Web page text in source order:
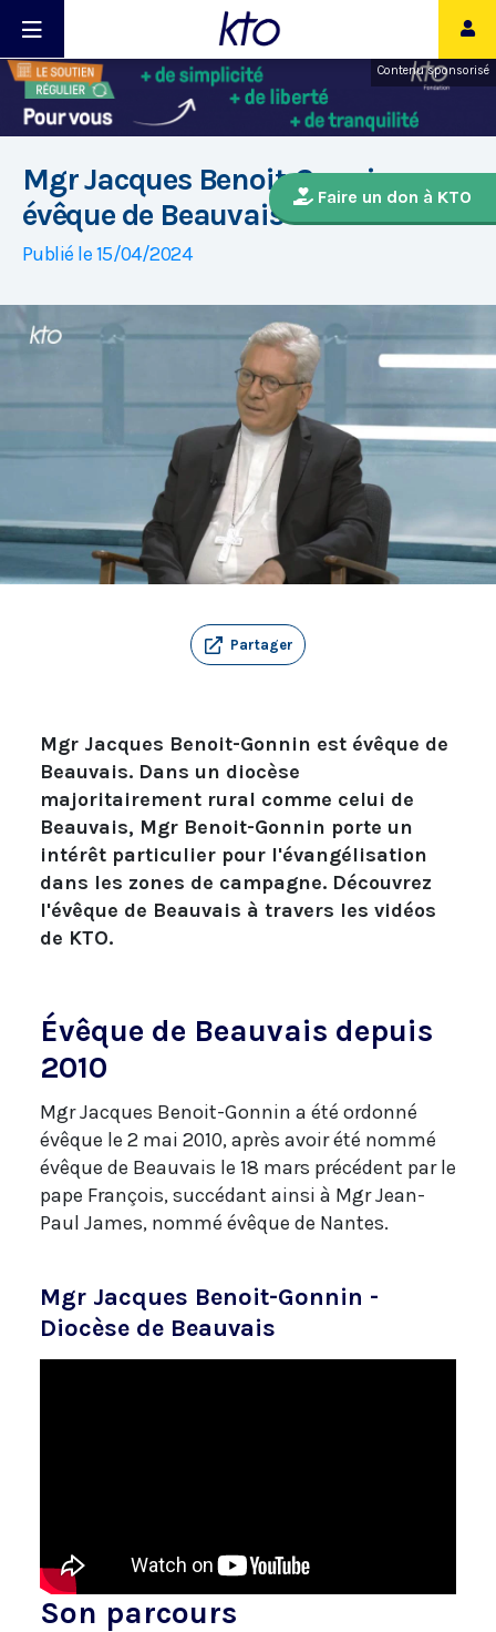
Contenu sponsorisé
Faire un don à KTO
Mgr Jacques Benoit-Gonnin,
évêque de Beauvais
Publié le 15/04/2024
Partager
Mgr Jacques Benoit-Gonnin est évêque de
Beauvais. Dans un diocèse
majoritairement rural comme celui de
Beauvais, Mgr Benoit-Gonnin porte un
intérêt particulier pour l'évangélisation
dans les zones de campagne. Découvrez
l'évêque de Beauvais à travers les vidéos
de KTO.
Évêque de Beauvais depuis
2010
Mgr Jacques Benoit-Gonnin a été ordonné
évêque le 2 mai 2010, après avoir été nommé
évêque de Beauvais le 18 mars précédent par le
pape François, succédant ainsi à Mgr Jean-
Paul James, nommé évêque de Nantes.
Mgr Jacques Benoit-Gonnin -
Diocèse de Beauvais
Son parcours